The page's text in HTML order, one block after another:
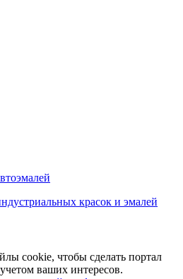
красок и эмалей
cookie, чтобы сделать портал
ваших интересов.